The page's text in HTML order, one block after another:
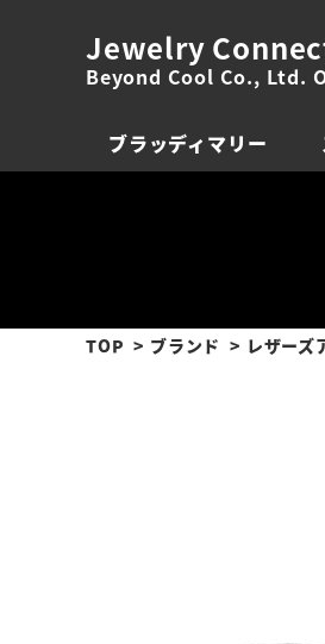
Jewelry
Beyond Cool Co., Ltd.
ブラッディマリー
TOP ブランド レザーズ